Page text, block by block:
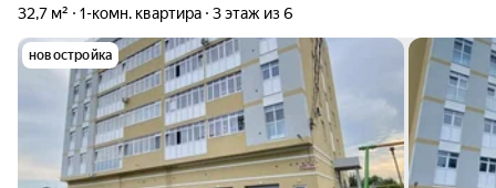
32,7 м² 1-комн. квартира 3 этаж из 6
новостройка